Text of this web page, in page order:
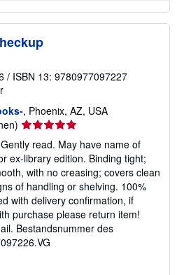
/ ISBN 13: 9780977097227
, Phoenix, AZ, USA
Verkäuferbewertung
5
von
5
Sternen
read. May have name of
ex-library edition. Binding tight;
with no creasing; covers clean
of handling or shelving. 100%
with delivery confirmation, if
purchase please return item!
Bestandsnummer des